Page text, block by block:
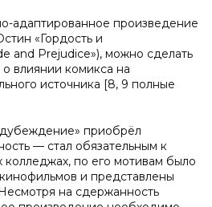
адаптированное произведение
«Гордость и
and Prejudice»), можно сделать
влиянии комикса на
источника [8, 9 полные
приобрёл
— стал обязательным к
колледжах, по его мотивам было
и представлены
на сдержанность